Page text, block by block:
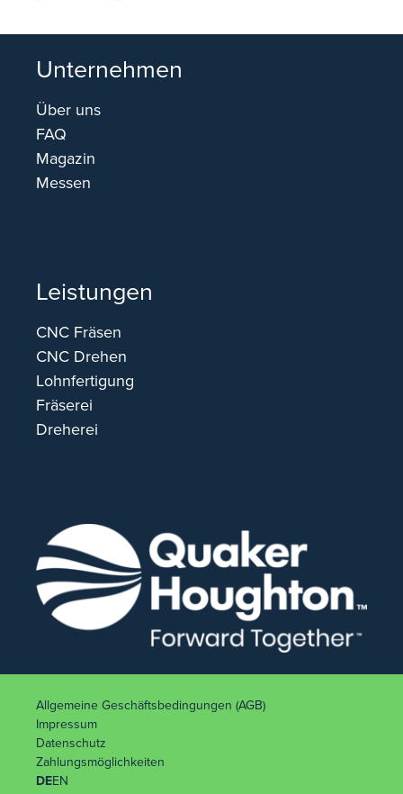
Unternehmen
Über uns
FAQ
Magazin
Messen
Leistungen
CNC Fräsen
CNC Drehen
Lohnfertigung
Fräserei
Dreherei
Allgemeine Geschäftsbedingungen (AGB)
Impressum
Datenschutz
Zahlungsmöglichkeiten
DEEN